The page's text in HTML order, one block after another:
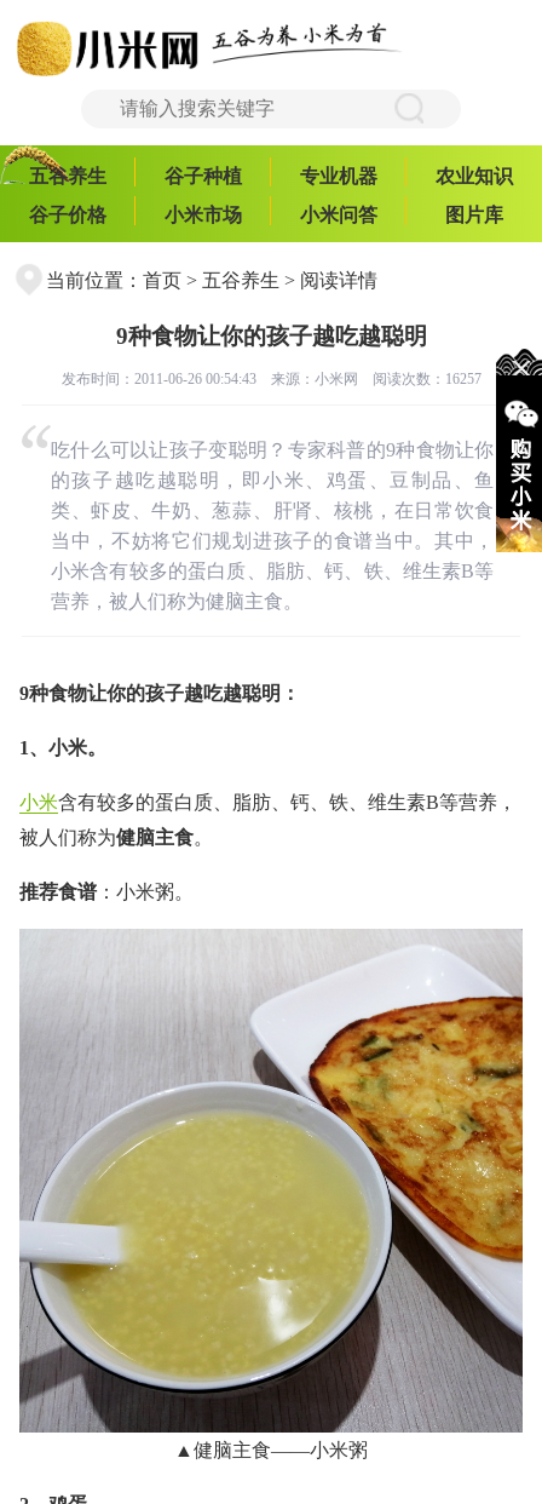
五谷养生 谷子种植 专业机器
农业知识
谷子价格
小米市场 小米问答 图片库
当前位置： 首页> 五谷养生 > 阅读详情
9种食物让你的孩子越吃越聪明
发布时间：2011-06-26 00:54:43 来源： 小米网 阅读次数：16257
吃什么可以让孩子变聪明？专家科普的9种食物让你
的孩子越吃越聪明，即小米、鸡蛋、豆制品、鱼
类、虾皮、牛奶、葱蒜、肝肾、核桃，在日常饮食
当中，不妨将它们规划进孩子的食谱当中。其中，
小米含有较多的蛋白质、脂肪、钙、铁、维生素B等
营养，被人们称为健脑主食。
9种食物让你的孩子越吃越聪明：
1、小米。
小米含有较多的蛋白质、脂肪、钙、铁、维生素B等营养，
被人们称为健脑主食。
推荐食谱：小米粥。
▲健脑主食——小米粥